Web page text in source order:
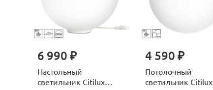
6 990 ₽
Настольный
светильник Citilux
4 590 ₽
Потолочный
светильник Citilux